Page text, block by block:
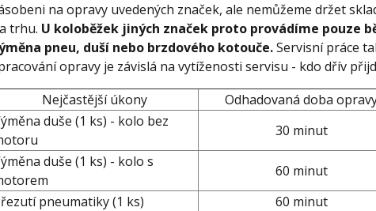
na opravy uvedených značek, ale nemůžeme držet
trhu. U koloběžek jiných značek proto provádíme pouze
pneu, duší nebo brzdového kotouče.Servisní práce
opravy je závislá na vytíženosti servisu - kdo dřív
Nejčastější úkony
Odhadovaná doba
duše (1 ks) - kolo bez
30 minut
duše (1 ks) - kolo s
60 minut
pneumatiky (1 ks)
60 minut